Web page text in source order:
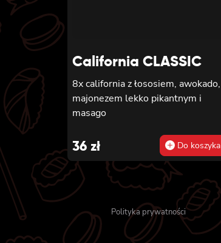
California CLASSIC
8x california z łososiem, awokado,
majonezem lekko pikantnym i
masago
36 zł Do koszyka
Polityka prywatności